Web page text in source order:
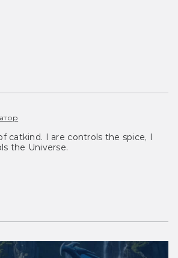
catkind. I are controls the spice, I
the Universe.